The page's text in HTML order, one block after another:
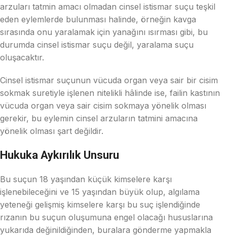
arzuları tatmin amacı olmadan cinsel istismar suçu teşkil
eden eylemlerde bulunması halinde, örneğin kavga
sırasında onu yaralamak için yanağını ısırması gibi, bu
durumda cinsel istismar suçu değil, yaralama suçu
oluşacaktır.
Cinsel istismar suçunun vücuda organ veya sair bir cisim
sokmak suretiyle işlenen nitelikli hâlinde ise, failin kastının
vücuda organ veya sair cisim sokmaya yönelik olması
gerekir, bu eylemin cinsel arzuların tatmini amacına
yönelik olması şart değildir.
Hukuka Aykırılık Unsuru
Bu suçun 18 yaşından küçük kimselere karşı
işlenebileceğini ve 15 yaşından büyük olup, algılama
yeteneği gelişmiş kimselere karşı bu suç işlendiğinde
rızanın bu suçun oluşumuna engel olacağı hususlarına
yukarıda değinildiğinden, buralara gönderme yapmakla